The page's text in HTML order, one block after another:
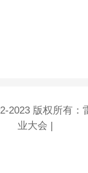
2023 版权所有：
业大会 |